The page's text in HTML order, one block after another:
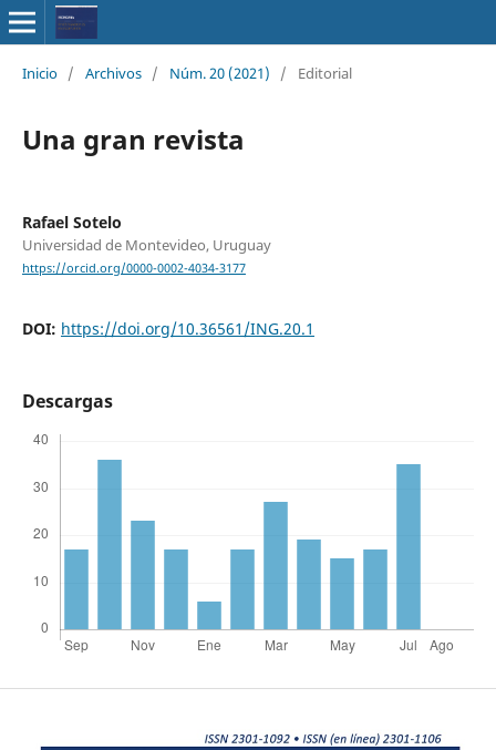
Inicio / Archivos / Núm. 20 (2021) / Editorial
Una gran revista
Rafael Sotelo
Universidad de Montevideo, Uruguay
https://orcid.org/0000-0002-4034-3177
DOI: https://doi.org/10.36561/ING.20.1
Descargas